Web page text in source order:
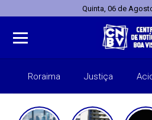
Quinta, 06 de
Roraima Justiça